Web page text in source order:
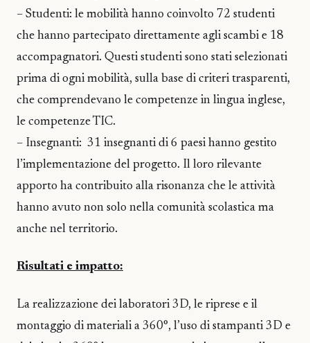
– Studenti: le mobilità hanno coinvolto 72 studenti
che hanno partecipato direttamente agli scambi e 18
accompagnatori. Questi studenti sono stati selezionati
prima di ogni mobilità, sulla base di criteri trasparenti,
che comprendevano le competenze in lingua inglese,
le competenze TIC.
– Insegnanti: 31 insegnanti di 6 paesi hanno gestito
l’implementazione del progetto. Il loro rilevante
apporto ha contribuito alla risonanza che le attività
hanno avuto non solo nella comunità scolastica ma
anche nel territorio.
Risultati e impatto:
La realizzazione dei laboratori 3D, le riprese e il
montaggio di materiali a 360°, l’uso di stampanti 3D e